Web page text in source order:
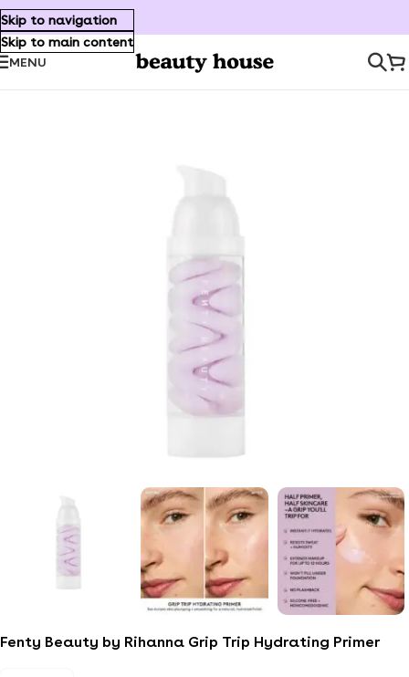
Skip to navigation
Skip to main content
MENU
Fenty Beauty by Rihanna Grip Trip Hydrating Primer